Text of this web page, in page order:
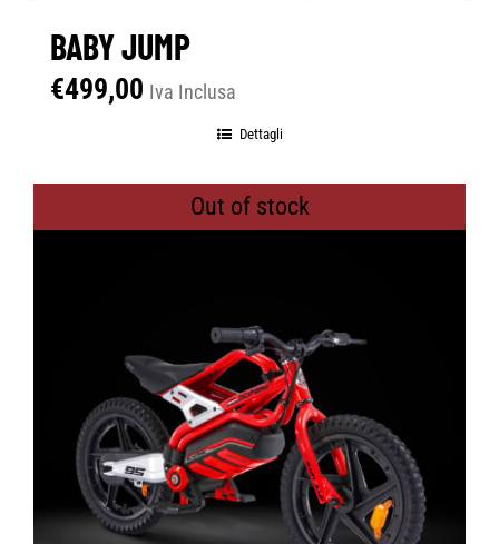
BABY JUMP
€499,00 Iva Inclusa
Dettagli
Out of stock